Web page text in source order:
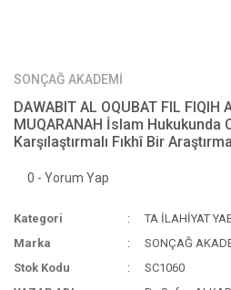
SONÇAĞ AKADEMİ
DAWABIT AL OQUBAT FIL FIQIH
MUQARANAH İslam Hukukunda
Karşılaştırmalı Fıkhî Bir Araştırma
0 - Yorum Yap
Kategori TA İLAHİYAT
Marka
SONÇAĞ
Stok Kodu
SC1060